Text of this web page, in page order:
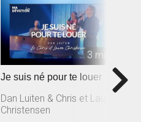
3 min
Je suis né pour te louer
Dan Luiten & Chris et Laura
Christensen